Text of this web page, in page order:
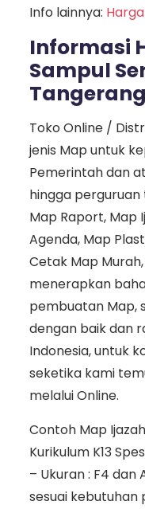
Info lainnya:
Informasi
Sampul
Tangerang
Toko Online /
jenis Map untuk
Pemerintah dan
hingga perguruan
Map Raport, Map
Agenda, Map
Cetak Map
menerapkan
pembuatan Map,
dengan baik dan
Indonesia, untuk
seketika kami
melalui Online.
Contoh Map
Kurikulum K13
– Ukuran : F4
sesuai kebutuhan